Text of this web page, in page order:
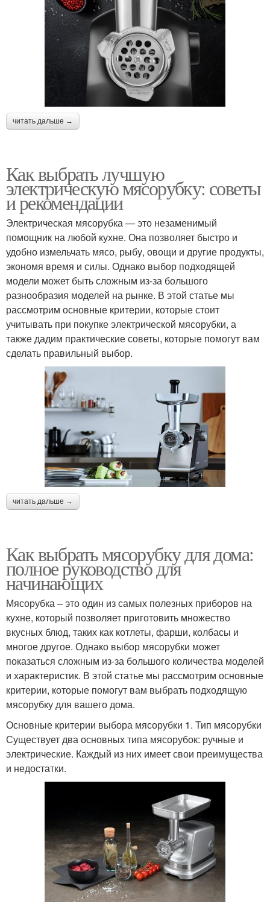
читать дальше →
Как выбрать лучшую
электрическую мясорубку: советы
и рекомендации
Электрическая мясорубка — это незаменимый
помощник на любой кухне. Она позволяет быстро и
удобно измельчать мясо, рыбу, овощи и другие продукты,
экономя время и силы. Однако выбор подходящей
модели может быть сложным из-за большого
разнообразия моделей на рынке. В этой статье мы
рассмотрим основные критерии, которые стоит
учитывать при покупке электрической мясорубки, а
также дадим практические советы, которые помогут вам
сделать правильный выбор.
читать дальше →
Как выбрать мясорубку для дома:
полное руководство для
начинающих
Мясорубка – это один из самых полезных приборов на
кухне, который позволяет приготовить множество
вкусных блюд, таких как котлеты, фарши, колбасы и
многое другое. Однако выбор мясорубки может
показаться сложным из-за большого количества моделей
и характеристик. В этой статье мы рассмотрим основные
критерии, которые помогут вам выбрать подходящую
мясорубку для вашего дома.
Основные критерии выбора мясорубки 1. Тип мясорубки
Существует два основных типа мясорубок: ручные и
электрические. Каждый из них имеет свои преимущества
и недостатки.